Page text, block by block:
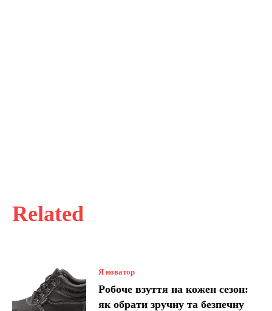
Related
Я новатор
Робоче взуття на кожен сезон:
як обрати зручну та безпечну